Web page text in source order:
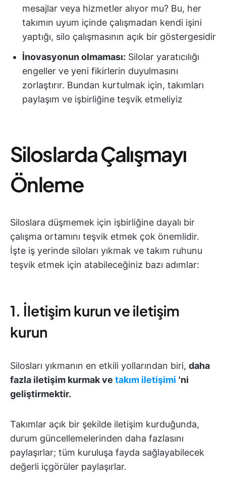
mesajlar veya hizmetler alıyor mu? Bu, her
takımın uyum içinde çalışmadan kendi işini
yaptığı, silo çalışmasının açık bir göstergesidir
İnovasyonun olmaması: Silolar yaratıcılığı
engeller ve yeni fikirlerin duyulmasını
zorlaştırır. Bundan kurtulmak için, takımları
paylaşım ve işbirliğine teşvik etmeliyiz
Siloslarda Çalışmayı
Önleme
Siloslara düşmemek için işbirliğine dayalı bir
çalışma ortamını teşvik etmek çok önemlidir.
İşte iş yerinde siloları yıkmak ve takım ruhunu
teşvik etmek için atabileceğiniz bazı adımlar:
1. İletişim kurun ve iletişim
kurun
Silosları yıkmanın en etkili yollarından biri, daha
fazla iletişim kurmak ve takım iletişimi 'ni
geliştirmektir.
Takımlar açık bir şekilde iletişim kurduğunda,
durum güncellemelerinden daha fazlasını
paylaşırlar; tüm kuruluşa fayda sağlayabilecek
değerli içgörüler paylaşırlar.